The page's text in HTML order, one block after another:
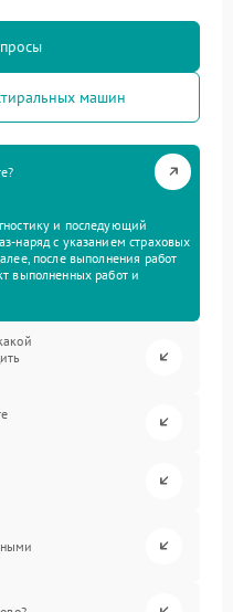
машин
и последующий
наряд с указанием страховых
после выполнения работ
выполненных работ и